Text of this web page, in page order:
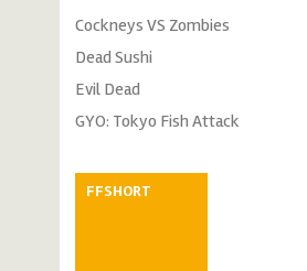
Cockneys VS Zombies
Dead Sushi
Evil Dead
GYO: Tokyo Fish Attack
FFSHORT